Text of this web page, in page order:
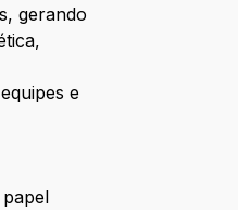
gerando
e